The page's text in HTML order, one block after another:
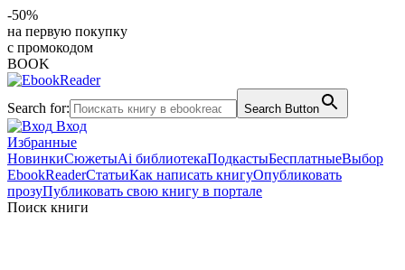
-50%
на первую покупку
с промокодом
BOOK
Search for: Search Button
Вход
Избранные
НовинкиСюжетыAi библиотекаПодкастыБесплатныеВыбор
EbookReaderСтатьиКак написать книгуОпубликовать
прозуПубликовать свою книгу в портале
Поиск книги